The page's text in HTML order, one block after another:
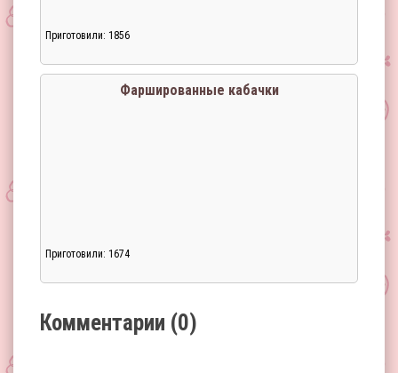
Приготовили: 1856
Фаршированные кабачки
Приготовили: 1674
Комментарии (0)